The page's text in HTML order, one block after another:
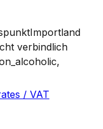
Importland
verbindlich
/ VAT